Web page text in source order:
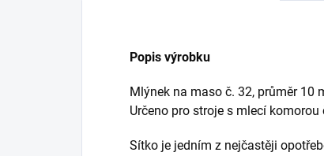
Popis výrobku
Mlýnek na maso č. 32, průměr 10
Určeno pro stroje s mlecí komorou
Sítko je jedním z nejčastěji